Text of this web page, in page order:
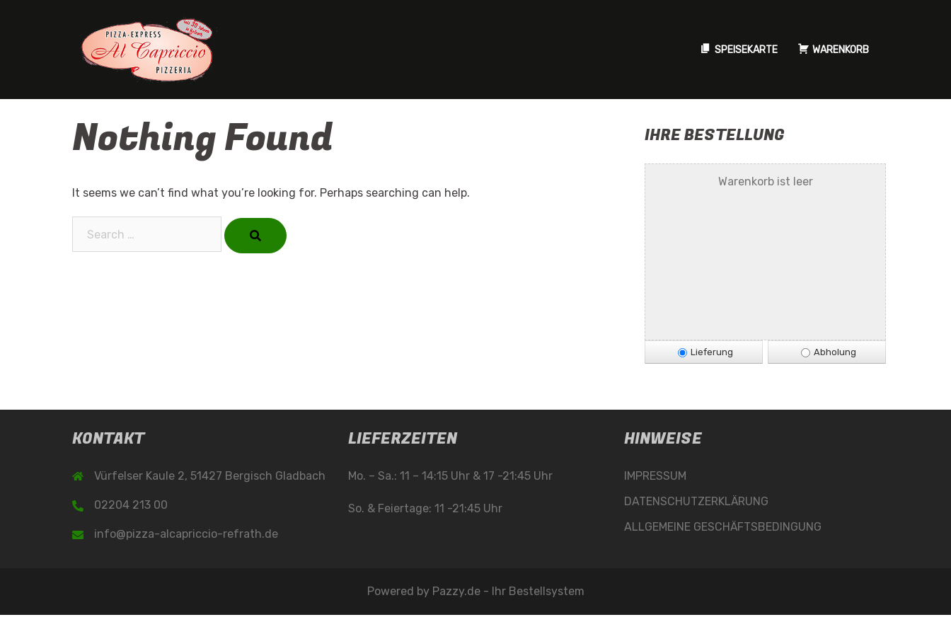
SPEISEKARTE WARENKORB
Nothing Found
It seems we can’t find what you’re looking for. Perhaps searching can help.
IHRE BESTELLUNG
Warenkorb ist leer
Lieferung Abholung
KONTAKT
Vürfelser Kaule 2, 51427 Bergisch Gladbach
02204 213 00
info@pizza-alcapriccio-refrath.de
LIEFERZEITEN
Mo. – Sa.: 11 – 14:15 Uhr & 17 -21:45 Uhr
So. & Feiertage: 11 -21:45 Uhr
HINWEISE
IMPRESSUM
DATENSCHUTZERKLÄRUNG
ALLGEMEINE GESCHÄFTSBEDINGUNG
Powered by Pazzy.de - Ihr Bestellsystem